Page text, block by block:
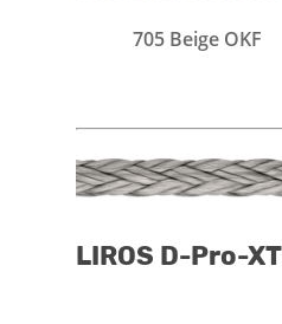
705 Beige OKF
LIROS D-Pro-